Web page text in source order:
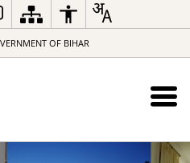
OF BIHAR